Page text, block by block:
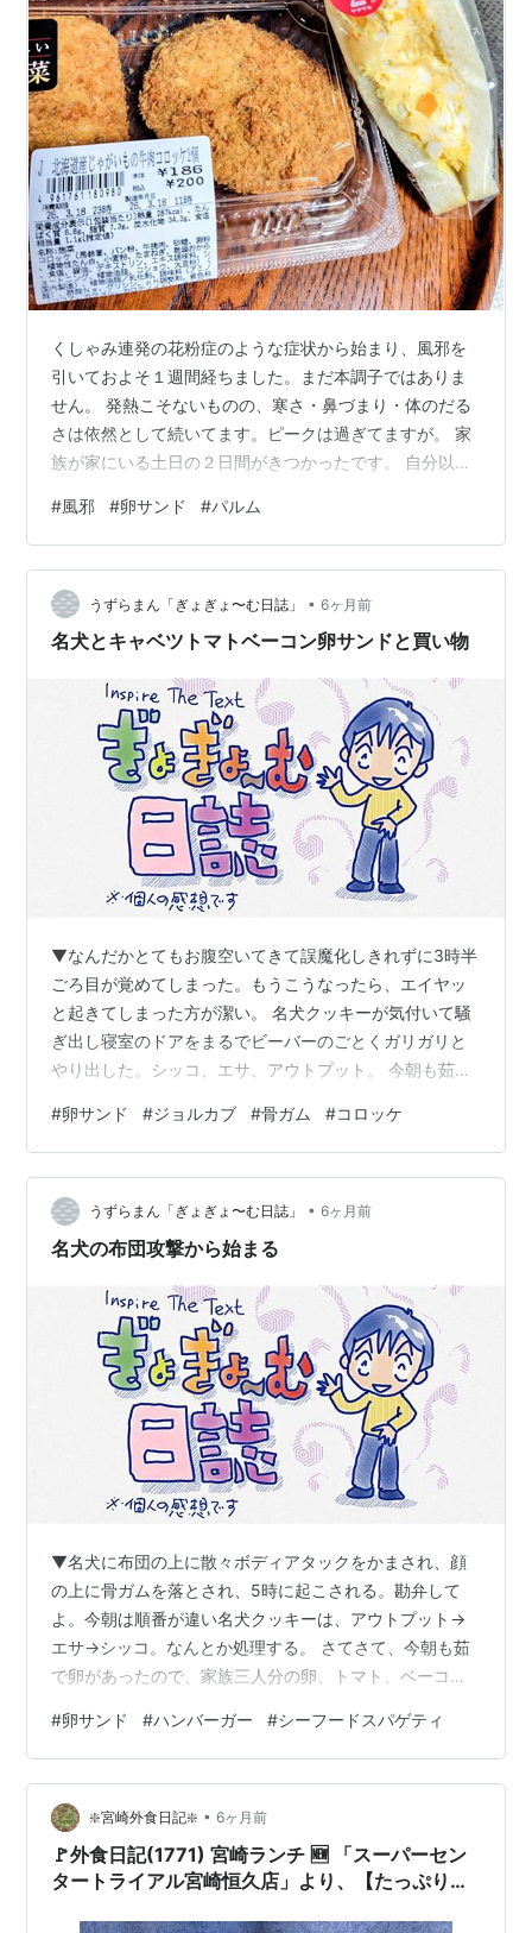
くしゃみ連発の花粉症のような症状から始まり、風邪を
引いておよそ１週間経ちました。まだ本調子ではありま
せん。 発熱こそないものの、寒さ・鼻づまり・体のだる
さは依然として続いてます。ピークは過ぎてますが。 家
族が家にいる土日の２日間がきつかったです。 自分以外
が本調子でなくても、一応、できるだけいつもの通りに
やろうとする・・・ これよくないのわかってるけどやっ
てしまう。夫と二人だったら、「外食してきて」「弁当
買ってきて」で済ませるけどね。 母はそうはいかない。
買ってきたもので済ませられるわけではないし（かむ力
#風邪 #卵サンド #パルム
うずらまん「ぎょぎょ〜む日誌」 • 6ヶ月前
名犬とキャベツトマトベーコン卵サンドと買い物
▼なんだかとてもお腹空いてきて誤魔化しきれずに3時半
ごろ目が覚めてしまった。もうこうなったら、エイヤッ
と起きてしまった方が潔い。 名犬クッキーが気付いて騒
ぎ出し寝室のドアをまるでビーバーのごとくガリガリと
やり出した。シッコ、エサ、アウトプット。 今朝も茹で
ドイッチを作る。キャベツやトマトを欲しがる名犬に切
れ端を刻んで与える。そしてサンドイッチを食べながら
新聞をぱらぱらとめくる。 その後、寒いので布団に逆戻
りして楽しいトーミン一家として過ごす。お昼前までう
だうだと布団と渾然一体少女隊。ただ昼になり、なんだ
#卵サンド #ジョルカブ #骨ガム #コロッケ
うずらまん「ぎょぎょ〜む日誌」 • 6ヶ月前
名犬の布団攻撃から始まる
▼名犬に布団の上に散々ボディアタックをかまされ、顔
の上に骨ガムを落とされ、5時に起こされる。勘弁して
よ。今朝は順番が違い名犬クッキーは、アウトプット→
エサ→シッコ。なんとか処理する。 さてさて、今朝も茹
で卵があったので、家族三人分の卵、トマト、ベーコ
おいしくなるねぇ。 今日も寒くてどうもいかんね。楽し
いトーミン一家となって布団とほぼ同化して過ごしそう
だ。 お昼は食パンの切り落とし（端っこの部分）の2
枚、つまり両端を使って残り物のハンバーグと刻みキャ
ベツでやや大きめのハンバーガーを作った。これがボリ
ューミーで美味しかった。そしてお腹もかなり満足し…
#卵サンド #ハンバーガー #シーフードスパゲティ
❇️宮崎外食日記❇️ • 6ヶ月前
🚩外食日記(1771) 宮崎ランチ 🆕 「スーパーセン
タートライアル宮崎恒久店」より、【たっぷり玉